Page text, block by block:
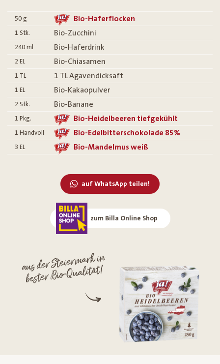
50 g Bio-Haferflocken
1 Stk. Bio-Zucchini
240 ml Bio-Haferdrink
2 EL Bio-Chiasamen
1 TL 1 TL Agavendicksaft
1 EL Bio-Kakaopulver
2 Stk. Bio-Banane
1 Pkg. Bio-Heidelbeeren tiefgekühlt
1 Handvoll Bio-Edelbitterschokolade 85%
3 EL Bio-Mandelmus weiß
auf WhatsApp teilen!
zum Billa Online Shop
aus der Steiermark in
bester Bio-Qualität!